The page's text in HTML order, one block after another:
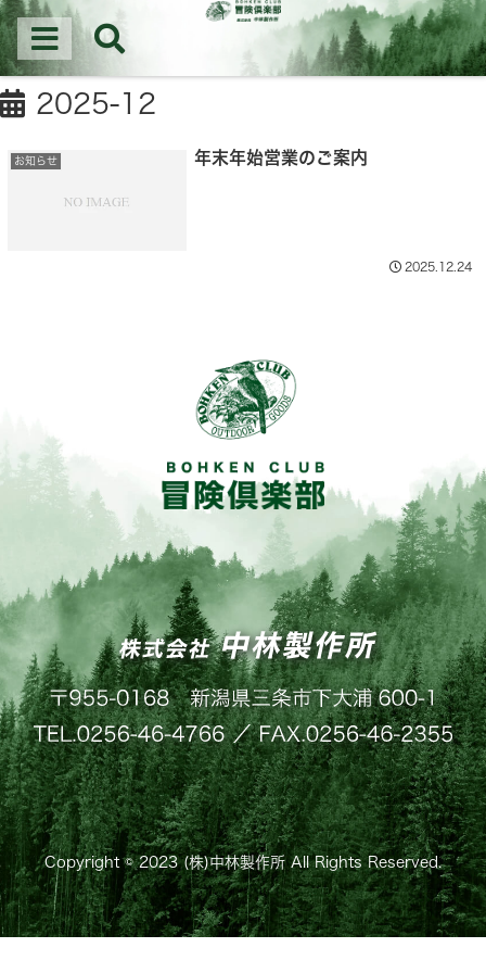
冒険倶楽部│新潟県三条の(株)中林製作所はなた・マルチツール・作業用バッグの
企画・製造を行う会社です。
新潟県三条市のマルチツール・アウトドアナイフ製造会社
2025-12
お知らせ 年末年始営業のご案内
2025.12.24
Copyright © 2023 (株)中林製作所 All Rights Reserved.